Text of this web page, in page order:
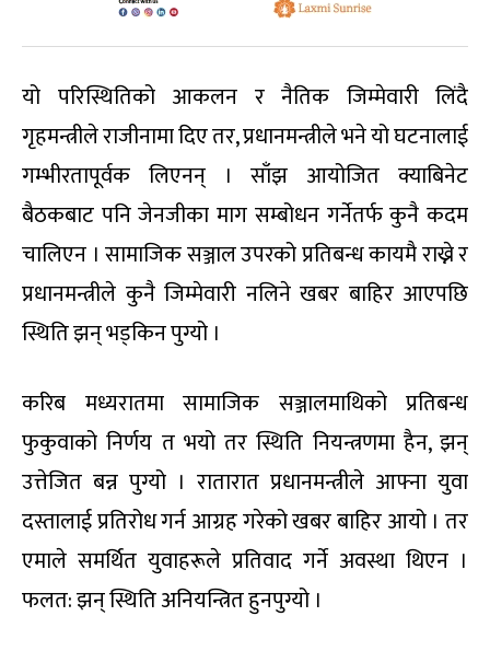
यो परिस्थितिको आकलन र नैतिक जिम्मेवारी लिंदै
गृहमन्त्रीले राजीनामा दिए तर, प्रधानमन्त्रीले भने यो घटनालाई
गम्भीरतापूर्वक लिएनन् । साँझ आयोजित क्याबिनेट
बैठकबाट पनि जेनजीका माग सम्बोधन गर्नेतर्फ कुनै कदम
चालिएन । सामाजिक सञ्जाल उपरको प्रतिबन्ध कायमै राख्ने र
प्रधानमन्त्रीले कुनै जिम्मेवारी नलिने खबर बाहिर आएपछि
स्थिति झन् भड्किन पुग्यो ।
करिब मध्यरातमा सामाजिक सञ्जालमाथिको प्रतिबन्ध
फुकुवाको निर्णय त भयो तर स्थिति नियन्त्रणमा हैन, झन्
उत्तेजित बन्न पुग्यो । रातारात प्रधानमन्त्रीले आफ्ना युवा
दस्तालाई प्रतिरोध गर्न आग्रह गरेको खबर बाहिर आयो । तर
एमाले समर्थित युवाहरूले प्रतिवाद गर्ने अवस्था थिएन ।
फलत: झन् स्थिति अनियन्त्रित हुनपुग्यो ।